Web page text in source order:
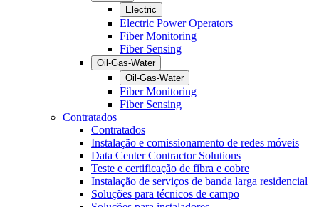
Electric
Electric Power Operators
Fiber Monitoring
Fiber Sensing
Oil-Gas-Water
Oil-Gas-Water
Fiber Monitoring
Fiber Sensing
Contratados
Contratados
Instalação e comissionamento de redes móveis
Data Center Contractor Solutions
Teste e certificação de fibra e cobre
Instalação de serviços de banda larga residencial
Soluções para técnicos de campo